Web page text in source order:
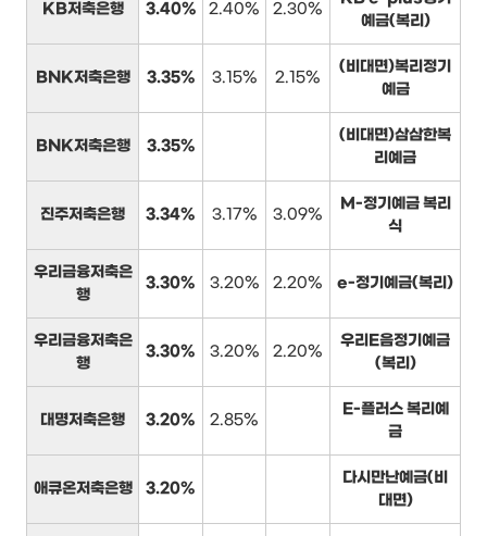
KB저축은행 3.40% 2.40% 2.30%
예금(복리)
BNK저축은행 3.35% 3.15% 2.15%
(비대면)복리정기
예금
BNK저축은행 3.35%
(비대면)삼삼한복
리예금
진주저축은행 3.34% 3.17% 3.09%
M-정기예금 복리
식
우리금융저축은
행
3.30% 3.20% 2.20% e-정기예금(복리)
우리금융저축은
행
3.30% 3.20% 2.20%
우리E음정기예금
(복리)
대명저축은행 3.20% 2.85%
E-플러스 복리예
금
애큐온저축은행 3.20%
다시만난예금(비
대면)